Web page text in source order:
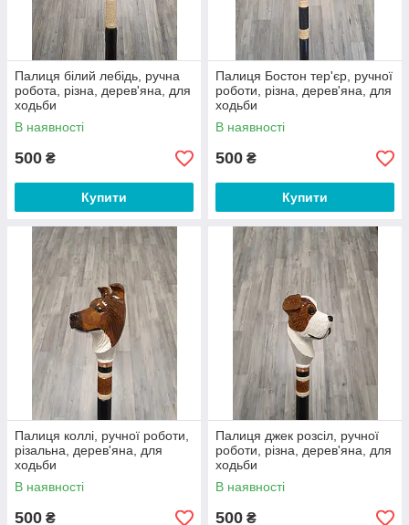
Палиця білий лебідь, ручна
робота, різна, дерев'яна, для
ходьби
В наявності
500 ₴
Купити
Палиця Бостон тер'єр, ручної
роботи, різна, дерев'яна, для
ходьби
В наявності
500 ₴
Купити
Палиця коллі, ручної роботи,
різальна, дерев'яна, для
ходьби
В наявності
500 ₴
Палиця джек розсіл, ручної
роботи, різна, дерев'яна, для
ходьби
В наявності
500 ₴